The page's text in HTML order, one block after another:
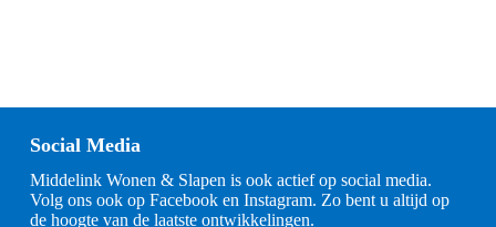
Social Media
Middelink Wonen & Slapen is ook actief op social media.
Volg ons ook op Facebook en Instagram. Zo bent u altijd op
de hoogte van de laatste ontwikkelingen.